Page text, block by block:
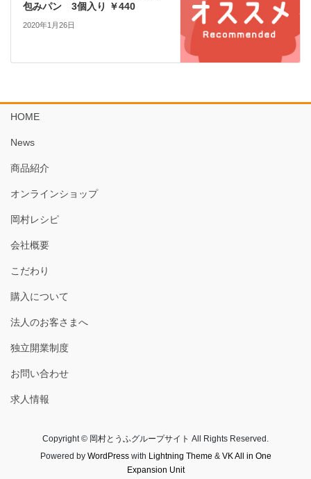
包みパン 3個入り ￥440
2020年1月26日
HOME
News
商品紹介
オンラインショップ
岡村レシピ
会社概要
こだわり
購入について
法人のお客さまへ
独立開業制度
お問い合わせ
求人情報
Copyright © 岡村とうふグループサイト All Rights Reserved.
Powered by WordPresswith Lightning Theme & VK All in One
Expansion Unit